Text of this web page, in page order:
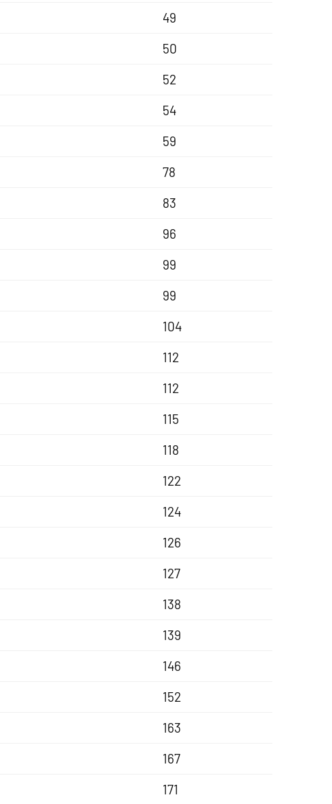
49
50
52
54
59
78
83
96
99
99
104
112
112
115
118
122
124
126
127
138
139
146
152
163
167
171